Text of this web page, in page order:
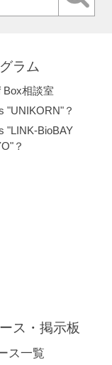
ラム
Box相談室
"UNIKORN"？
"LINK-BioBAY
？
ス・掲示板
ス一覧